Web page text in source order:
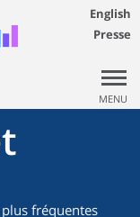
English
Presse
MENU
fréquentes